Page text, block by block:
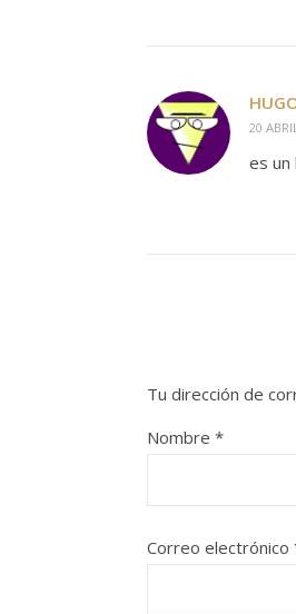
20
es un
Tu dirección de
Nombre *
Correo electrónico